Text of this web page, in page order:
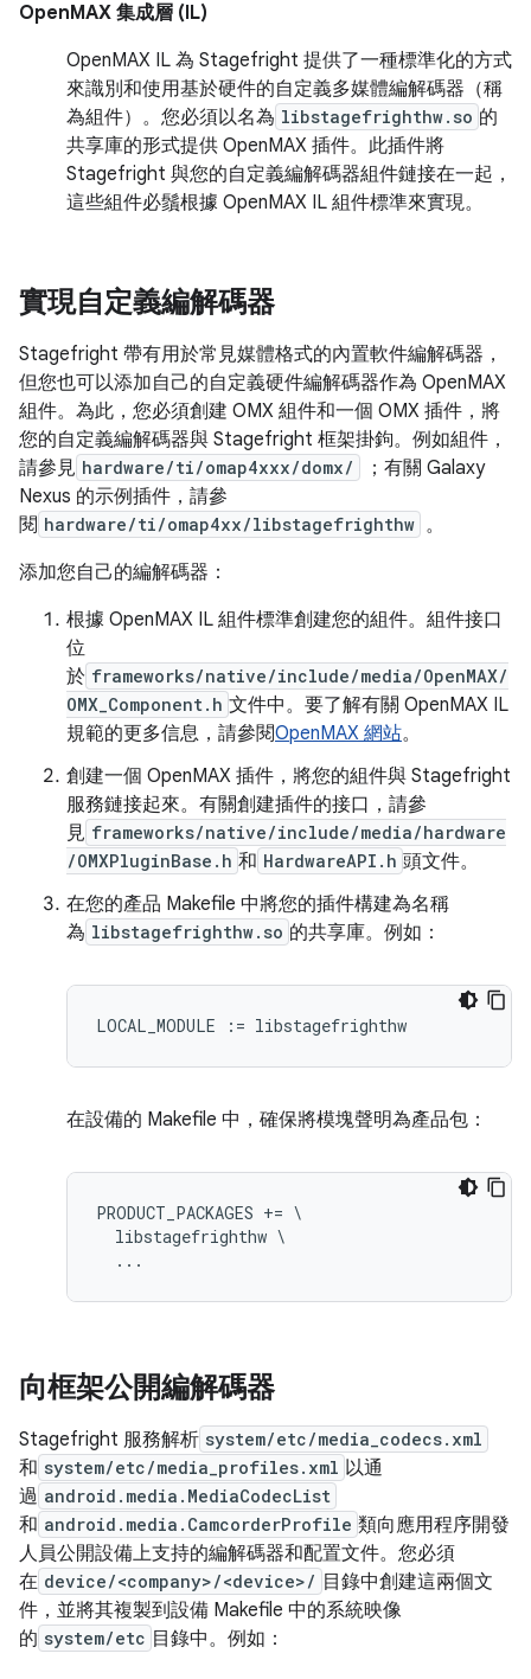
OpenMAX 集成層 (IL)
OpenMAX IL 為 Stagefright 提供了一種標準化的方式
來識別和使用基於硬件的自定義多媒體編解碼器（稱
為組件）。您必須以名為 libstagefrighthw.so 的
共享庫的形式提供 OpenMAX 插件。此插件將
Stagefright 與您的自定義編解碼器組件鏈接在一起，
這些組件必鬚根據 OpenMAX IL 組件標準來實現。
實現自定義編解碼器
Stagefright 帶有用於常見媒體格式的內置軟件編解碼器，
但您也可以添加自己的自定義硬件編解碼器作為 OpenMAX
組件。為此，您必須創建 OMX 組件和一個 OMX 插件，將
您的自定義編解碼器與 Stagefright 框架掛鉤。例如組件，
請參見 hardware/ti/omap4xxx/domx/
；有關 Galaxy
Nexus 的示例插件，請參
閱 hardware/ti/omap4xx/libstagefrighthw 。
添加您自己的編解碼器：
根據 OpenMAX IL 組件標準創建您的組件。組件接口
位
於 frameworks/native/include/media/OpenMAX/
OMX_Component.h 文件中。要了解有關 OpenMAX IL
規範的更多信息，請參閱OpenMAX 網站。
創建一個 OpenMAX 插件，將您的組件與 Stagefright
服務鏈接起來。有關創建插件的接口，請參
見 frameworks/native/include/media/hardware
/OMXPluginBase.h 和 HardwareAPI.h 頭文件。
在您的產品 Makefile 中將您的插件構建為名稱
為 libstagefrighthw.so 的共享庫。例如：
在設備的 Makefile 中，確保將模塊聲明為產品包：
PRODUCT_PACKAGES += \
  libstagefrighthw \
向框架公開編解碼器
Stagefright 服務解析 system/etc/media_codecs.xml
和 system/etc/media_profiles.xml 以通
過 android.media.MediaCodecList
和 android.media.CamcorderProfile 類向應用程序開發
人員公開設備上支持的編解碼器和配置文件。您必須
在 device/<company>/<device>/ 目錄中創建這兩個文
件，並將其複製到設備 Makefile 中的系統映像
的 system/etc 目錄中。例如：